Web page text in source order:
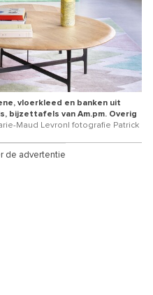
vloerkleed en banken uit
bijzettafels van Am.pm. Overig
Maud Levron| fotografie Patrick
de advertentie